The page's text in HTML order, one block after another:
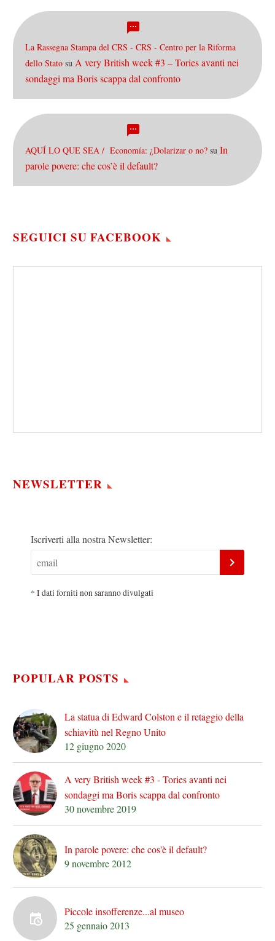
La Rassegna Stampa del CRS - CRS - Centro per la Riforma
dello Stato su A very British week #3 – Tories avanti nei
sondaggi ma Boris scappa dal confronto
AQUÍ LO QUE SEA / Economía: ¿Dolarizar o no? su In
parole povere: che cos’è il default?
SEGUICI SU FACEBOOK
NEWSLETTER
Iscriverti alla nostra Newsletter:
* I dati forniti non saranno divulgati
POPULAR POSTS
La statua di Edward Colston e il retaggio della
schiavitù nel Regno Unito
12 giugno 2020
A very British week #3 - Tories avanti nei
sondaggi ma Boris scappa dal confronto
30 novembre 2019
In parole povere: che cos'è il default?
9 novembre 2012
Piccole insofferenze...al museo
25 gennaio 2013